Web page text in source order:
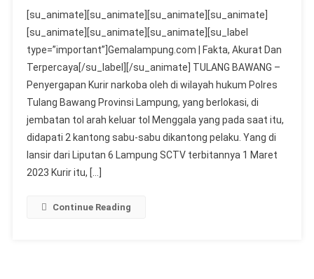
Bulan
Ditahan
Diduga
Kurir
Narkoba
Dikeluarkan
Polres
Tulang
[su_animate][su_animate][su_animate][su_animate]
[su_animate][su_animate][su_animate][su_label
type=”important”]Gemalampung.com | Fakta, Akurat Dan
Terpercaya[/su_label][/su_animate] TULANG BAWANG –
Penyergapan Kurir narkoba oleh di wilayah hukum Polres
Tulang Bawang Provinsi Lampung, yang berlokasi, di
jembatan tol arah keluar tol Menggala yang pada saat itu,
didapati 2 kantong sabu-sabu dikantong pelaku. Yang di
lansir dari Liputan 6 Lampung SCTV terbitannya 1 Maret
2023 Kurir itu, […]
Continue Reading